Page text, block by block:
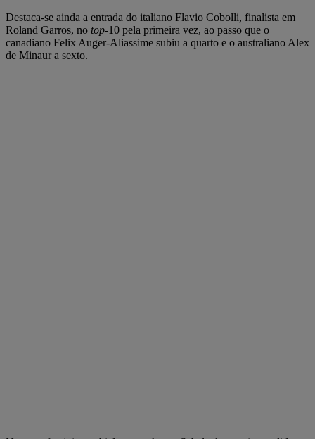
Destaca-se ainda a entrada do italiano Flavio Cobolli, finalista em
Roland Garros, no top-10 pela primeira vez, ao passo que o
canadiano Felix Auger-Aliassime subiu a quarto e o australiano Alex
de Minaur a sexto.